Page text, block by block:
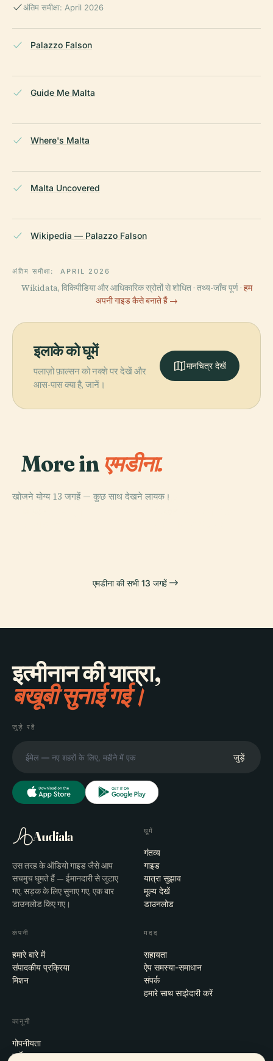
अंतिम समीक्षा: April 2026
Palazzo Falson
Guide Me Malta
Where's Malta
Malta Uncovered
Wikipedia — Palazzo Falson
अंतिम समीक्षा: APRIL 2026
Wikidata, विकिपीडिया और आधिकारिक स्रोतों से शोधित · तथ्य-जाँच पूर्ण · हम
अपनी गाइड कैसे बनाते हैं →
इलाके को घूमें
पलाज़ो फ़ाल्सन को नक्शे पर देखें और
आस-पास क्या है, जानें।
मानचित्र देखें
More in एमडीना.
खोजने योग्य 13 जगहें — कुछ साथ देखने लायक।
PLACE PLACE
एमडीना की सभी 13 जगहें
इत्मीनान की यात्रा,
बखूबी सुनाई गई।
जुड़े रहें
जुड़ें
Audiala
उस तरह के ऑडियो गाइड जैसे आप
सचमुच घूमते हैं — ईमानदारी से जुटाए
गए, सड़क के लिए सुनाए गए, एक बार
डाउनलोड किए गए।
घूमें
गंतव्य
गाइड
यात्रा सुझाव
मूल्य देखें
डाउनलोड
कंपनी
हमारे बारे में
संपादकीय प्रक्रिया
मिशन
मदद
सहायता
ऐप समस्या-समाधान
संपर्क
हमारे साथ साझेदारी करें
कानूनी
गोपनीयता
शर्तें